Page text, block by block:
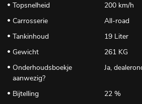
Topsnelheid
200 km/h
Carrosserie
All-road
Tankinhoud
19 Liter
Gewicht
261 KG
Onderhoudsboekje
aanwezig?
Ja,
Bijtelling
22 %